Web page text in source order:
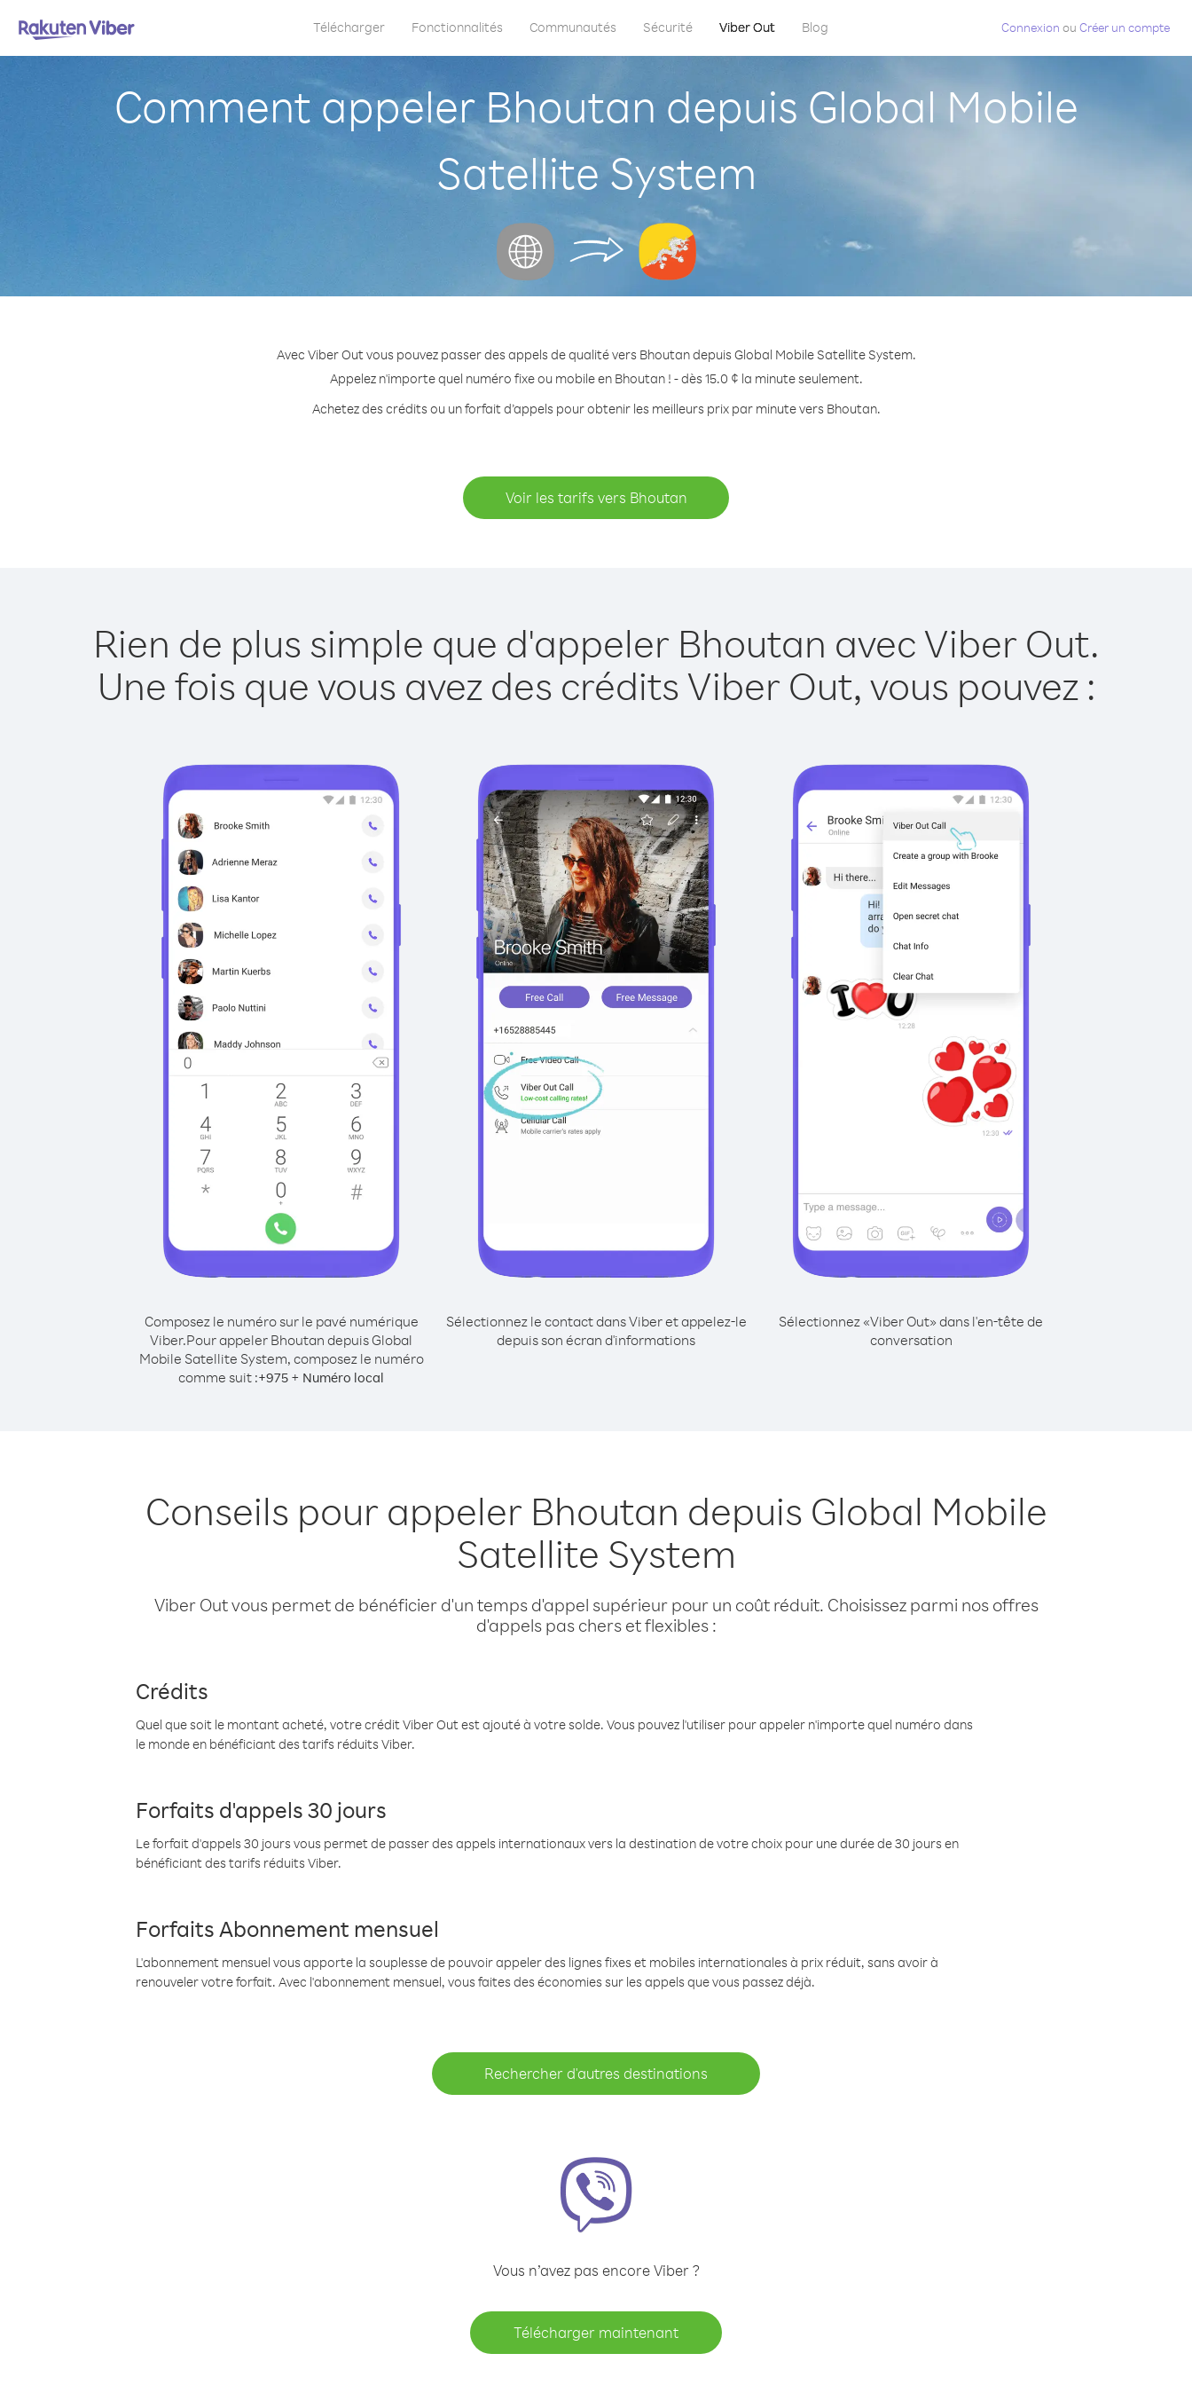
Télécharger Fonctionnalités Communautés Sécurité Viber Out Blog Connexion ou Créer un compte
Comment appeler Bhoutan depuis Global Mobile
Satellite System
Avec Viber Out vous pouvez passer des appels de qualité vers Bhoutan depuis Global Mobile Satellite System.
Appelez n'importe quel numéro fixe ou mobile en Bhoutan ! - dès 15.0 ¢ la minute seulement.
Achetez des crédits ou un forfait d’appels pour obtenir les meilleurs prix par minute vers Bhoutan.
Voir les tarifs vers Bhoutan
Rien de plus simple que d'appeler Bhoutan avec Viber Out.
Une fois que vous avez des crédits Viber Out, vous pouvez :
Composez le numéro sur le pavé numérique
Viber.Pour appeler Bhoutan depuis Global
Mobile Satellite System, composez le numéro
comme suit :+975 + Numéro local
Sélectionnez le contact dans Viber et appelez-le
depuis son écran d'informations
Sélectionnez «Viber Out» dans l'en-tête de
conversation
Conseils pour appeler Bhoutan depuis Global Mobile
Satellite System
Viber Out vous permet de bénéficier d'un temps d'appel supérieur pour un coût réduit. Choisissez parmi nos offres
d'appels pas chers et flexibles :
Crédits
Quel que soit le montant acheté, votre crédit Viber Out est ajouté à votre solde. Vous pouvez l'utiliser pour appeler n'importe quel numéro dans
le monde en bénéficiant des tarifs réduits Viber.
Forfaits d'appels 30 jours
Le forfait d'appels 30 jours vous permet de passer des appels internationaux vers la destination de votre choix pour une durée de 30 jours en
bénéficiant des tarifs réduits Viber.
Forfaits Abonnement mensuel
L'abonnement mensuel vous apporte la souplesse de pouvoir appeler des lignes fixes et mobiles internationales à prix réduit, sans avoir à
renouveler votre forfait. Avec l'abonnement mensuel, vous faites des économies sur les appels que vous passez déjà.
Rechercher d'autres destinations
Vous n’avez pas encore Viber ?
Télécharger maintenant